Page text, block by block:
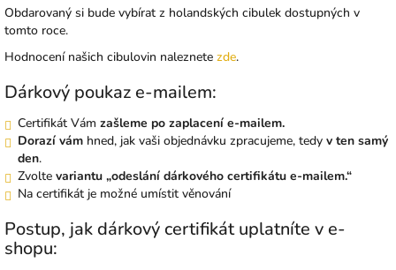
Obdarovaný si bude vybírat z holandských cibulek dostupných v
tomto roce.
Hodnocení našich cibulovin naleznete zde.
Dárkový poukaz e-mailem:
Certifikát Vám zašleme po zaplacení e-mailem.
Dorazí vám hned, jak vaši objednávku zpracujeme, tedy v ten samý
den.
Zvolte variantu „odeslání dárkového certifikátu e-mailem.“
Na certifikát je možné umístit věnování
Postup, jak dárkový certifikát uplatníte v e-
shopu: